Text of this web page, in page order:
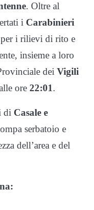
. Oltre al
i Carabinieri
per i rilievi di rito e
insieme a loro
dei Vigili
ore 22:01.
di Casale e
serbatoio e
dell’area e del